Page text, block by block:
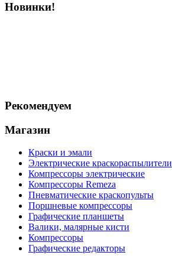
Новинки!
Рекомендуем
Магазин
Краски и эмали
Электрические краскораспылители
Компрессоры электрические
Компрессоры Remeza
Пневматические краскопульты
Поршневые компрессоры
Графические планшеты
Валики, малярные кисти
Компрессоры
Графические редакторы